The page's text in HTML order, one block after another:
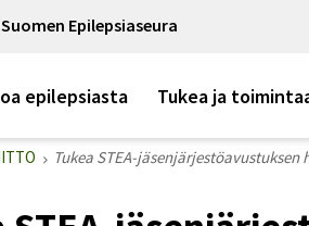
Suomen Epilepsiaseura
epilepsiasta Tukea ja
Tukea STEA-